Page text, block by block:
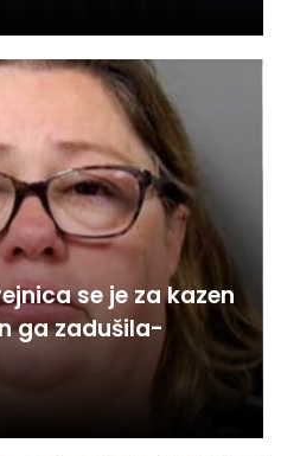
se je za kazen
ga zadušila-